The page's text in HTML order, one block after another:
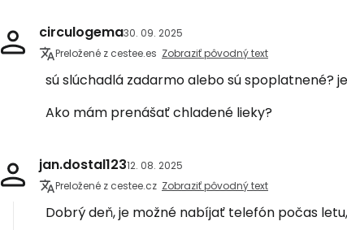
circulogema30. 09. 2025
Preložené z cestee.es Zobraziť pôvodný text
sú slúchadlá zadarmo alebo sú spoplatnené?
Ako mám prenášať chladené lieky?
jan.dostal12312. 08. 2025
Preložené z cestee.cz Zobraziť pôvodný text
Dobrý deň, je možné nabíjať telefón počas